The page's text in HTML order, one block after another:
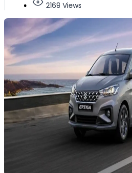
2169 Views